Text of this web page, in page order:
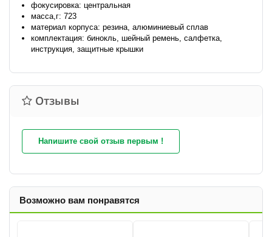
фокусировка: центральная
масса,г: 723
материал корпуса: резина, алюминиевый сплав
комплектация: бинокль, шейный ремень, салфетка,
инструкция, защитные крышки
Отзывы
Напишите свой отзыв первым !
Возможно вам понравятся